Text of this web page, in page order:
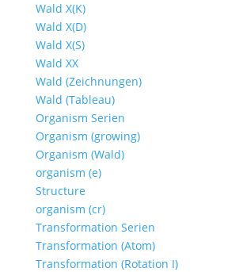
Wald X(K)
Wald X(D)
Wald X(S)
Wald XX
Wald (Zeichnungen)
Wald (Tableau)
Organism Serien
Organism (growing)
Organism (Wald)
organism (e)
Structure
organism (cr)
Transformation Serien
Transformation (Atom)
Transformation (Rotation I)